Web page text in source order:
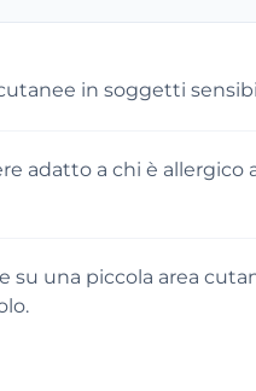
in soggetti
adatto a chi è allergico
su una piccola area